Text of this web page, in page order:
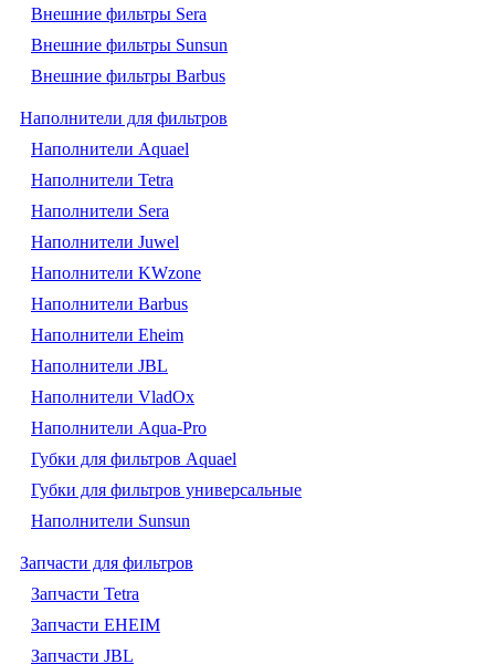
Внешние фильтры Sera
Внешние фильтры Sunsun
Внешние фильтры Barbus
Наполнители для фильтров
Наполнители Aquael
Наполнители Tetra
Наполнители Sera
Наполнители Juwel
Наполнители KWzone
Наполнители Barbus
Наполнители Eheim
Наполнители JBL
Наполнители VladOx
Наполнители Aqua-Pro
Губки для фильтров Aquael
Губки для фильтров универсальные
Наполнители Sunsun
Запчасти для фильтров
Запчасти Tetra
Запчасти EHEIM
Запчасти JBL